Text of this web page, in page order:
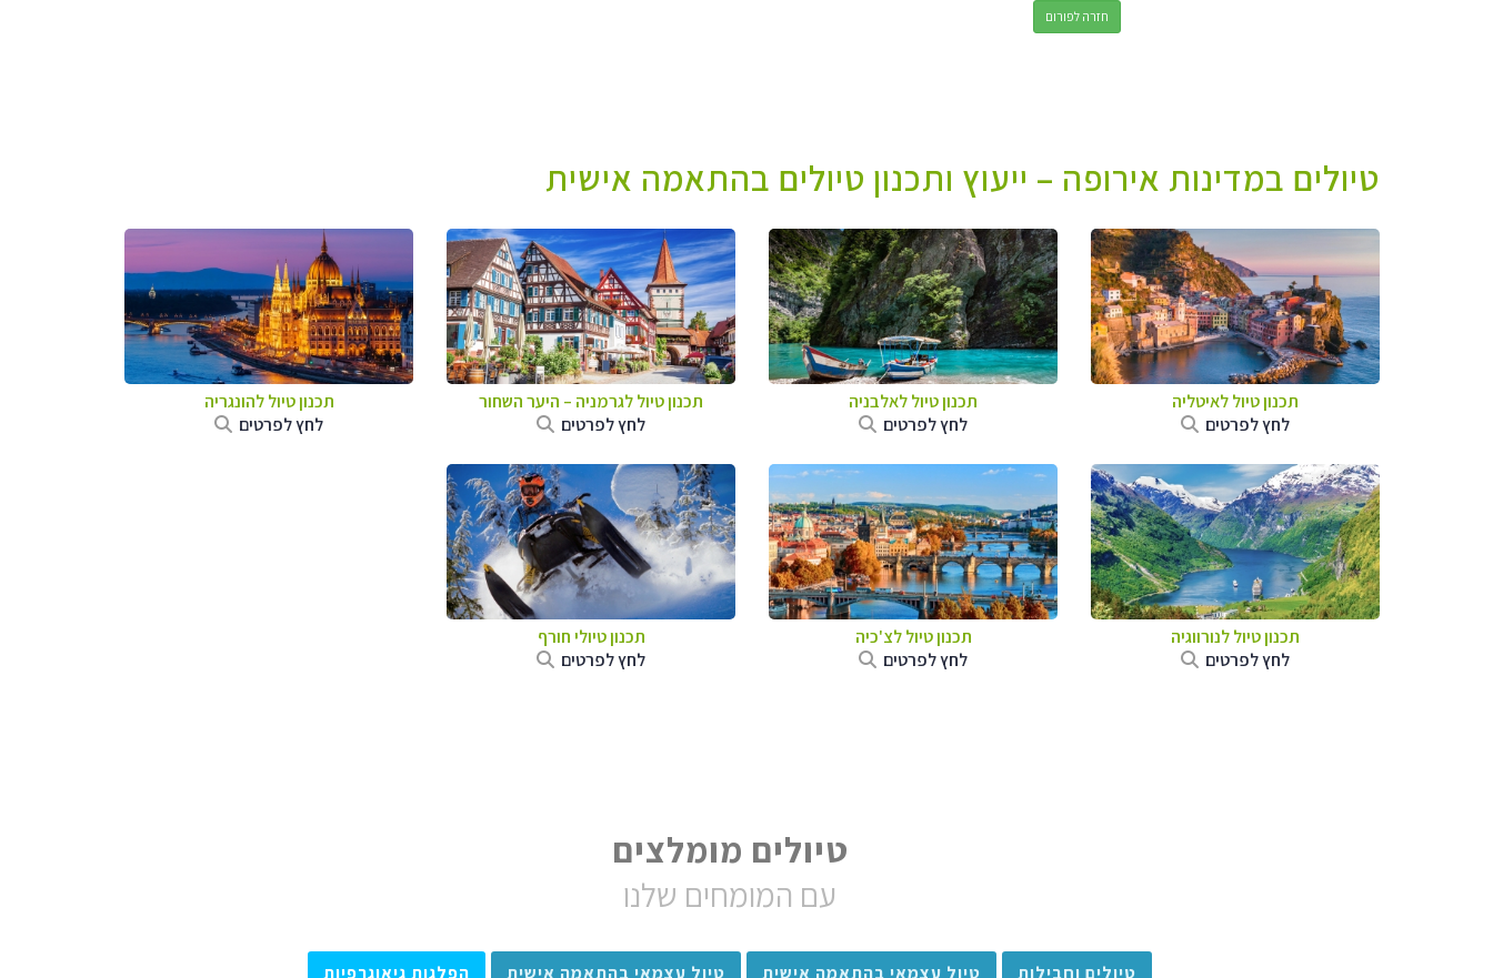
חזרה לפורום
טיולים במדינות אירופה – ייעוץ ותכנון טיולים בהתאמה אישית
תכנון טיול לאיטליה
לחץ לפרטים
תכנון טיול לאלבניה
לחץ לפרטים
תכנון טיול לגרמניה – היער השחור
לחץ לפרטים
תכנון טיול להונגריה
לחץ לפרטים
תכנון טיול לנורווגיה
לחץ לפרטים
תכנון טיול לצ'כיה
לחץ לפרטים
תכנון טיולי חורף
לחץ לפרטים
טיולים מומלצים
עם המומחים שלנו
טיולים וחבילות טיול עצמאי בהתאמה אישית טיול עצמאי בהתאמה אישית הפלגות גיאוגרפיות